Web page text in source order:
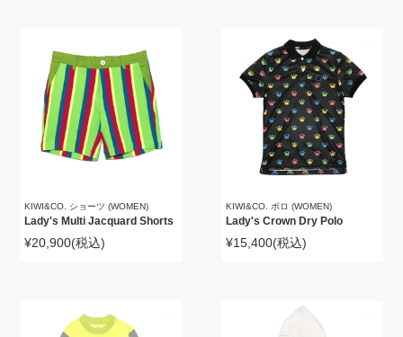
KIWI&CO. ショーツ (WOMEN)
Lady's Multi Jacquard Shorts
¥20,900(税込)
KIWI&CO. ポロ (WOMEN)
Lady's Crown Dry Polo
¥15,400(税込)